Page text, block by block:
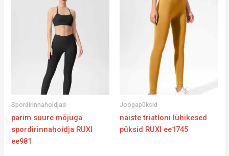
Spordirinnahoidjad
parim suure mõjuga
spordirinnahoidja RUXI
ee981
Joogapüksid
naiste triatloni lühikesed
püksid RUXI ee1745